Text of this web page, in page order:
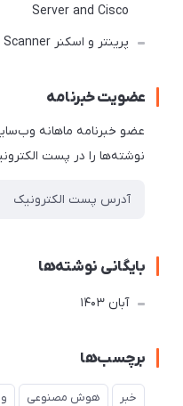
Server and Cisco
پرینتر و اسکنر Printer and Scanner
عضویت خبرنامه
عضو خبرنامه ماهانه
نوشته‌ها را در پست
بایگانی نوشته‌ها
آبان 1403
برچسب‌ها
خبر هوش مصنوعی